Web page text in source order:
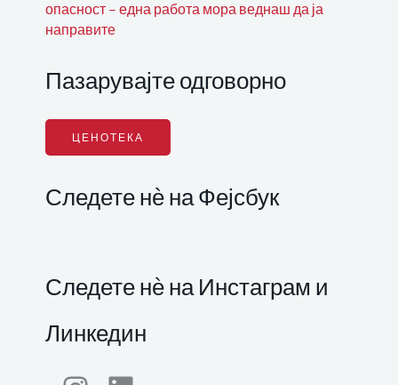
опасност – една работа мора веднаш да ја
направите
Пазарувајте одговорно
ЦЕНОТЕКА
Следете нѐ на Фејсбук
Следете нѐ на Инстаграм и
Линкедин